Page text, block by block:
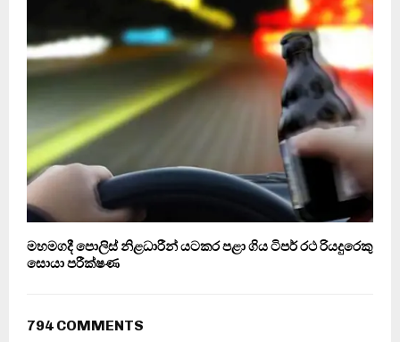
මහමගදී පොලිස් නිළධාරීන් යටකර පළා ගිය ටිපර් රථ රියදුරෙකු
සොයා පරීක්ෂණ
794 COMMENTS